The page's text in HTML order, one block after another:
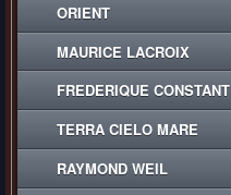
ORIENT
MAURICE LACROIX
FREDERIQUE CONSTANT
TERRA CIELO MARE
RAYMOND WEIL